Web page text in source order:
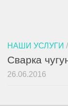
НАШИ УСЛУГИ /
Сварка
26.06.2016